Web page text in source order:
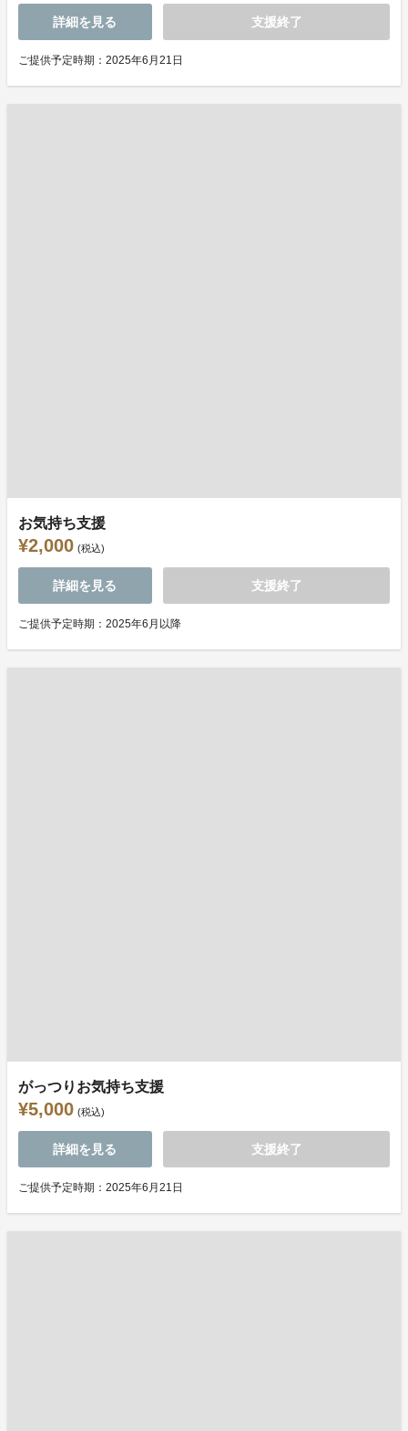
詳細を見る 支援終了
ご提供予定時期：2025年6月21日
お気持ち支援
¥2,000 (税込)
詳細を見る 支援終了
ご提供予定時期：2025年6月以降
がっつりお気持ち支援
¥5,000 (税込)
詳細を見る 支援終了
ご提供予定時期：2025年6月21日